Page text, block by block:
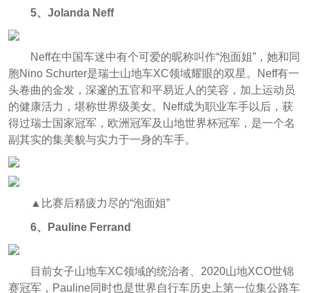
5、Jolanda Neff
Neff在中国车迷中有个可爱的昵称叫作“泡面姐”，她和同
胞Nino Schurter是瑞士山地车XC领域耀眼的双星。Neff有一
头卷曲的金发，深邃的五官和平易近人的笑容，加上运动员
的健康活力，堪称世界级美女。Neff成为职业车手以后，获
得过瑞士国家冠军，欧洲冠军及山地世界杯冠军，是一个名
副其实的集美貌与实力于一身的车手。
▲比赛后精疲力尽的“泡面姐”
6、Pauline Ferrand
目前女子山地车XC领域的统治者、2020山地XCO世锦
赛冠军，Pauline同时也是世界自行车历史上第一位集公路车